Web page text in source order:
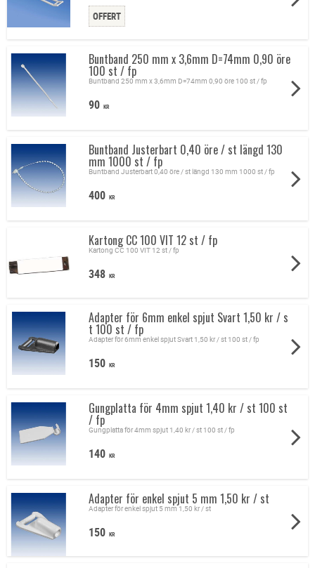
Kupongkrokar
Kupongkrok Universal kroken passar alla etikettlister i alla butiker, vi har alla
typer av kupongkrokar och tillbehör som används i buti
Etikettlister i alla alla format och höjder har vi alltid i lager. Ring oss gärna för
mer information .Tel 070-72505781
Buntband 250 mm x 3,6mm D=74mm 0,90 öre
100 st / fp
Buntband 250 mm x 3,6mm D=74mm 0,90 öre 100 st / fp
90 KR
Buntband Justerbart 0,40 öre / st längd 130
mm 1000 st / fp
Buntband Justerbart 0,40 öre / st längd 130 mm 1000 st / fp
400 KR
Kartong CC 100 VIT 12 st / fp
Kartong CC 100 VIT 12 st / fp
348 KR
Adapter för 6mm enkel spjut Svart 1,50 kr / s
t 100 st / fp
Adapter för 6mm enkel spjut Svart 1,50 kr / st 100 st / fp
150 KR
Gungplatta för 4mm spjut 1,40 kr / st 100 st
/ fp
Gungplatta för 4mm spjut 1,40 kr / st 100 st / fp
140 KR
Adapter för enkel spjut 5 mm 1,50 kr / st
Adapter för enkel spjut 5 mm 1,50 kr / st
150 KR